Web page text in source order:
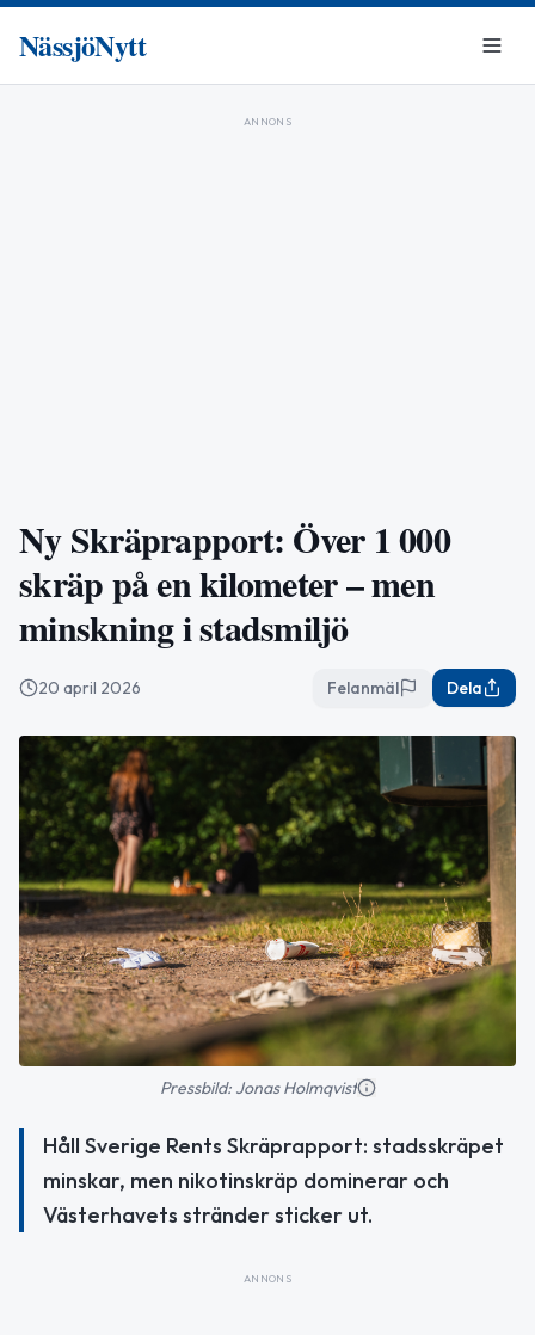
NässjöNytt
ANNONS
Ny Skräprapport: Över 1 000
skräp på en kilometer – men
minskning i stadsmiljö
20 april 2026 Felanmäl Dela
Pressbild: Jonas Holmqvist
Håll Sverige Rents Skräprapport: stadsskräpet
minskar, men nikotinskräp dominerar och
Västerhavets stränder sticker ut.
ANNONS